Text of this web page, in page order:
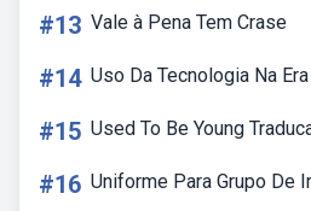
#13 Vale à Pena Tem Crase
#14 Uso Da Tecnologia Na
#15 Used To Be Young
#16 Uniforme Para Grupo De